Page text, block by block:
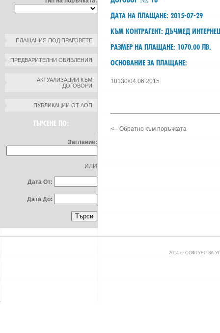
ПЛАЩАНИЯ ПОД ПРАГОВЕТЕ
ПРЕДВАРИТЕЛНИ ОБЯВЛЕНИЯ
АКТУАЛИЗАЦИИ КЪМ
ДОГОВОРИ
ПУБЛИКАЦИИ ОТ АОП
ТЪРСЕНЕ ПО:
Заглавие:
ИЛИ
Дата От:
Дата До:
ДАТА НА ПЛАЩАНЕ: 2015-07-29
КЪМ КОНТРАГЕНТ: ДЪЧМЕД
РАЗМЕР НА ПЛАЩАНЕ: 1070.00 ЛВ.
ОСНОВАНИЕ ЗА ПЛАЩАНЕ:
10130/04.06.2015
<-- Обратно към поръчката
2014 © СОФТУЕР ЗА